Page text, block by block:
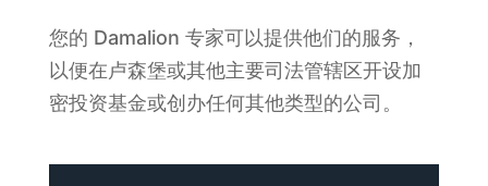
您的 Damalion 专家可以提供他们的服务，
以便在卢森堡或其他主要司法管辖区开设加
密投资基金或创办任何其他类型的公司。